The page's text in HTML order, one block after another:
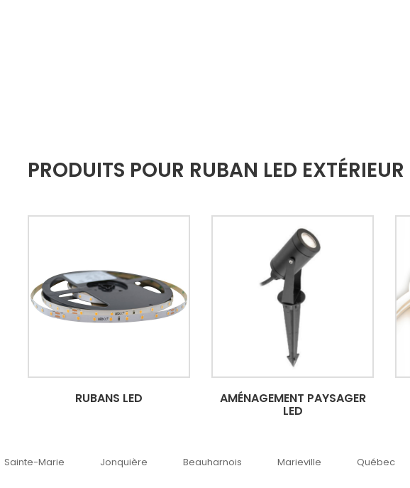
PRODUITS POUR RUBAN LED EXTÉRIEUR
RUBANS LED AMÉNAGEMENT PAYSAGER
LED
Jonquière Beauharnois Marieville Québec Richelieu